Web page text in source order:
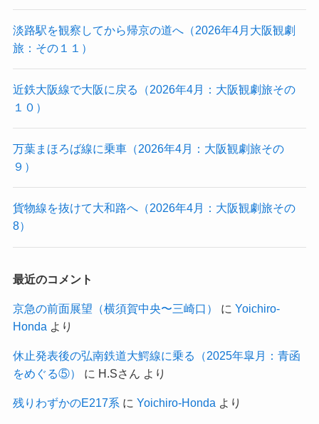
淡路駅を観察してから帰京の道へ（2026年4月大阪観劇
旅：その１１）
近鉄大阪線で大阪に戻る（2026年4月：大阪観劇旅その
１０）
万葉まほろば線に乗車（2026年4月：大阪観劇旅その
９）
貨物線を抜けて大和路へ（2026年4月：大阪観劇旅その
8）
最近のコメント
京急の前面展望（横須賀中央〜三崎口） に Yoichiro-
Honda より
休止発表後の弘南鉄道大鰐線に乗る（2025年皐月：青函
をめぐる⑤）
に H.Sさん より
残りわずかのE217系 に Yoichiro-Honda より